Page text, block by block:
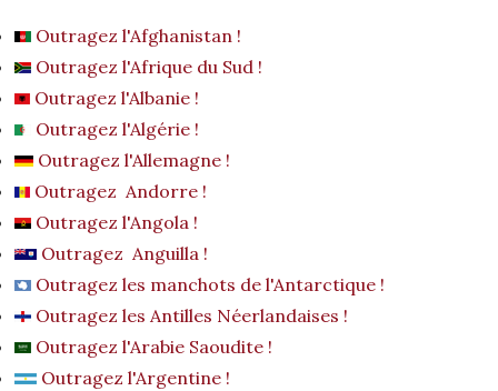
Outragez l'Afghanistan !
Outragez l'Afrique du Sud !
Outragez l'Albanie !
Outragez l'Algérie !
Outragez l'Allemagne !
Outragez Andorre !
Outragez l'Angola !
Outragez Anguilla !
Outragez les manchots de l'Antarctique !
Outragez les Antilles Néerlandaises !
Outragez l'Arabie Saoudite !
Outragez l'Argentine !